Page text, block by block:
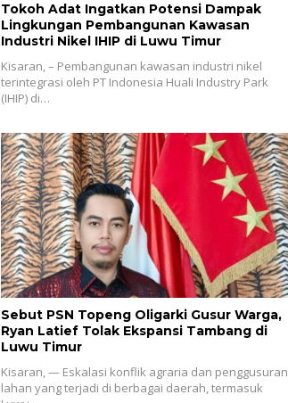
Tokoh Adat Ingatkan Potensi Dampak
Lingkungan Pembangunan Kawasan
Industri Nikel IHIP di Luwu Timur
Kisaran, – Pembangunan kawasan industri nikel
terintegrasi oleh PT Indonesia Huali Industry Park
(IHIP) di…
Sebut PSN Topeng Oligarki Gusur Warga,
Ryan Latief Tolak Ekspansi Tambang di
Luwu Timur
Kisaran, — Eskalasi konflik agraria dan penggusuran
lahan yang terjadi di berbagai daerah, termasuk